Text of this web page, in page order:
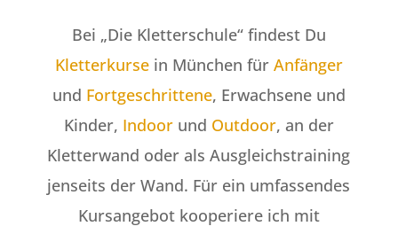
Bei „Die Kletterschule“ findest Du
Kletterkursein München für Anfänger
und Fortgeschrittene, Erwachsene und
Kinder, Indoorund Outdoor, an der
Kletterwand oder als Ausgleichstraining
jenseits der Wand. Für ein umfassendes
Kursangebot kooperiere ich mit